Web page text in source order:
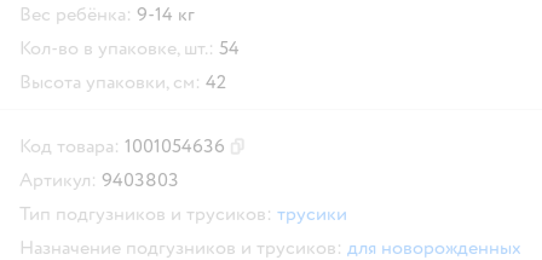
Вес ребёнка: 9-14 кг
Кол-во в упаковке, шт.: 54
Высота упаковки, см: 42
Код товара: 1001054636
Артикул: 9403803
Тип подгузников и трусиков: трусики
Назначение подгузников и трусиков: для новорожденных